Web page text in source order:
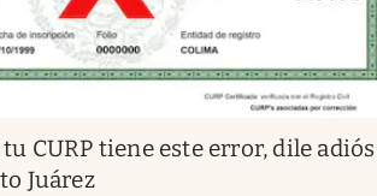
tu CURP tiene este error, dile adiós
Juárez